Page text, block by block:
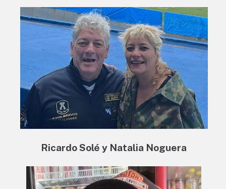
Ricardo Solé y Natalia Noguera